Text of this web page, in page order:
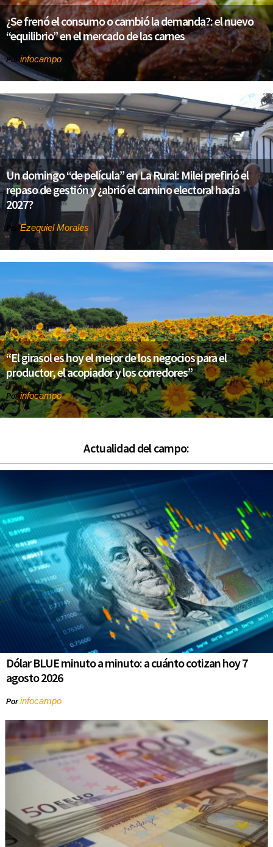
¿Se frenó el consumo o cambió la demanda?: el nuevo
“equilibrio” en el mercado de las carnes
Por infocampo
Un domingo “de película” en La Rural: Milei prefirió el
repaso de gestión y ¿abrió el camino electoral hacia
2027?
Por Ezequiel Morales
“El girasol es hoy el mejor de los negocios para el
productor, el acopiador y los corredores”
Por infocampo
Actualidad del campo:
Dólar BLUE minuto a minuto: a cuánto cotizan hoy 7
agosto 2026
Porinfocampo